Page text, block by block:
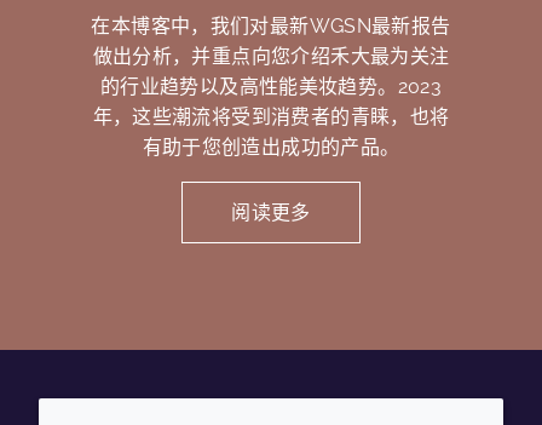
在本博客中，我们对最新WGSN最新报告
做出分析，并重点向您介绍禾大最为关注
的行业趋势以及高性能美妆趋势。2023
年，这些潮流将受到消费者的青睐，也将
有助于您创造出成功的产品。
阅读更多